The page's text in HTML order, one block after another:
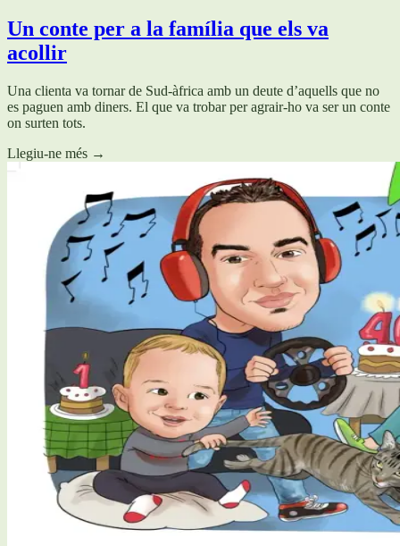
Un conte per a la família que els va
acollir
Una clienta va tornar de Sud-àfrica amb un deute d’aquells que no
es paguen amb diners. El que va trobar per agrair-ho va ser un conte
on surten tots.
Llegiu-ne més →